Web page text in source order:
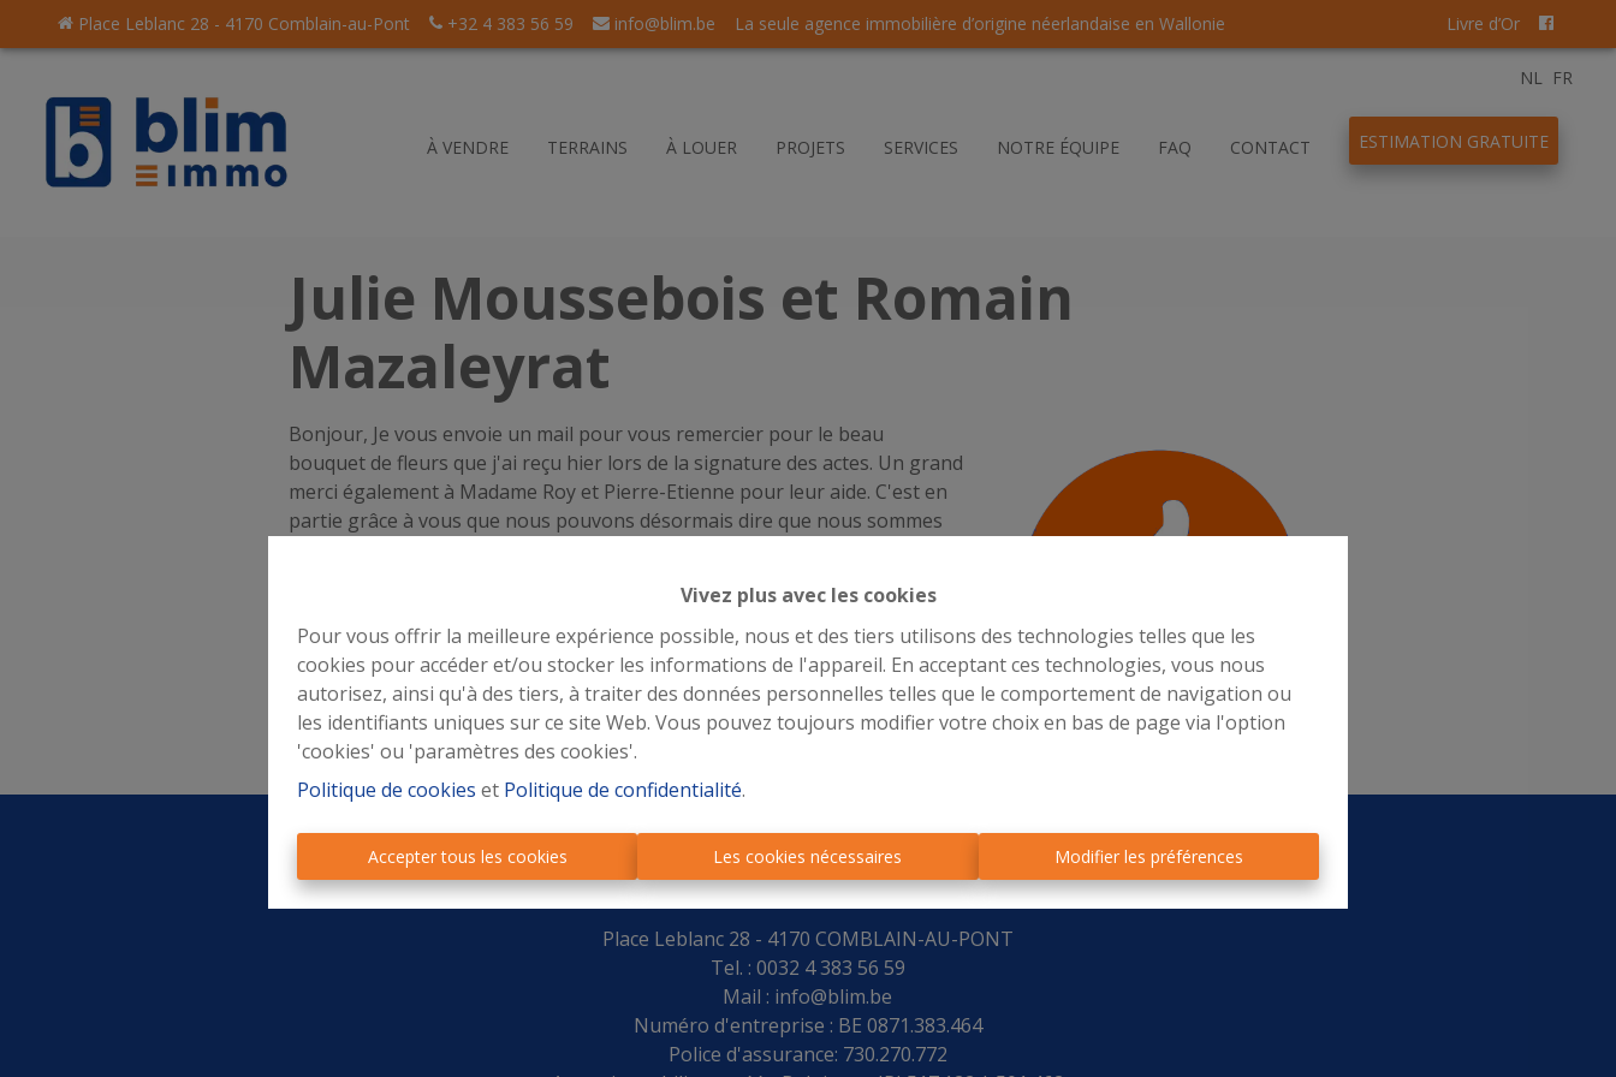
Vivez plus avec les cookies
Pour vous offrir la meilleure expérience possible, nous et des tiers utilisons des technologies telles que les
cookies pour accéder et/ou stocker les informations de l'appareil. En acceptant ces technologies, vous nous
autorisez, ainsi qu'à des tiers, à traiter des données personnelles telles que le comportement de navigation ou
les identifiants uniques sur ce site Web. Vous pouvez toujours modifier votre choix en bas de page via l'option
'cookies' ou 'paramètres des cookies'.
Politique de cookies et Politique de confidentialité.
Accepter tous les cookies Les cookies nécessaires Modifier les préférences
Place Leblanc 28 - 4170 Comblain-au-Pont +32 4 383 56 59 info@blim.be La seule agence immobilière d’origine néerlandaise en Wallonie Livre d’Or
À VENDRE TERRAINS À LOUER PROJETS SERVICES NOTRE ÉQUIPE FAQ CONTACT ESTIMATION GRATUITE
NL FR
Julie Moussebois et Romain
Mazaleyrat
Bonjour, Je vous envoie un mail pour vous remercier pour le beau
bouquet de fleurs que j'ai reçu hier lors de la signature des actes. Un grand
merci également à Madame Roy et Pierre-Etienne pour leur aide. C'est en
partie grâce à vous que nous pouvons désormais dire que nous sommes
Place Leblanc 28 - 4170 COMBLAIN-AU-PONT
Tel. : 0032 4 383 56 59
Mail : info@blim.be
Numéro d'entreprise : BE 0871.383.464
Police d'assurance: 730.270.772